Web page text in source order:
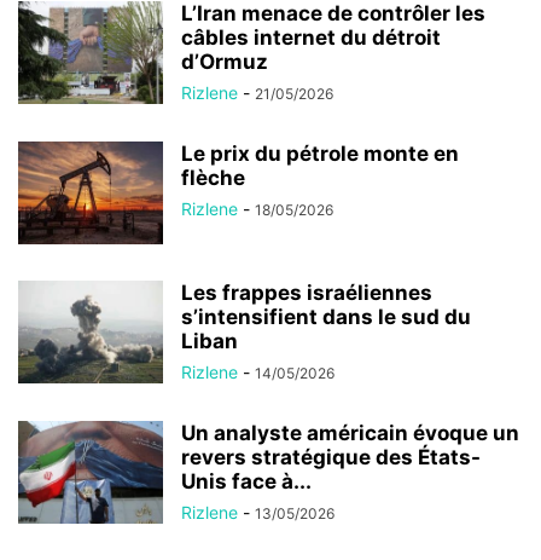
L’Iran menace de contrôler les
câbles internet du détroit
d’Ormuz
Rizlene - 21/05/2026
Le prix du pétrole monte en
flèche
Rizlene - 18/05/2026
Les frappes israéliennes
s’intensifient dans le sud du
Liban
Rizlene - 14/05/2026
Un analyste américain évoque un
revers stratégique des États-
Unis face à...
Rizlene - 13/05/2026